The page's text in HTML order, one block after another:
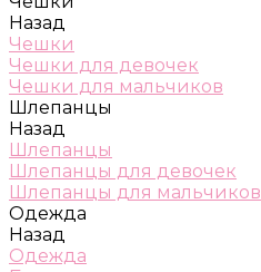
Назад
Чешки
Чешки для девочек
Чешки для мальчиков
Шлепанцы
Назад
Шлепанцы
Шлепанцы для девочек
Шлепанцы для мальчиков
Одежда
Назад
Одежда